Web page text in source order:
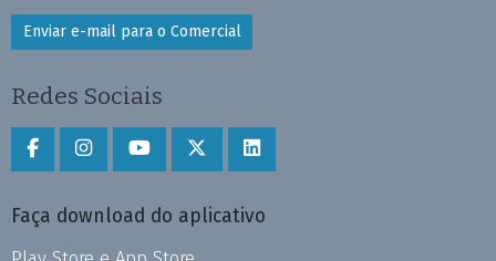
Enviar e-mail para o Comercial
Redes Sociais
Faça download do aplicativo